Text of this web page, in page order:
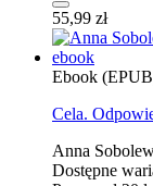
55,99 zł
Ebook
Cela.
Anna
Dostępne